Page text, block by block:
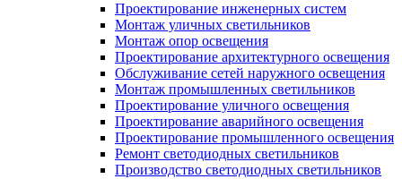
Проектирование инженерных систем
Монтаж уличных светильников
Монтаж опор освещения
Проектирование архитектурного освещения
Обслуживание сетей наружного освещения
Монтаж промышленных светильников
Проектирование уличного освещения
Проектирование аварийного освещения
Проектирование промышленного освещения
Ремонт светодиодных светильников
Производство светодиодных светильников